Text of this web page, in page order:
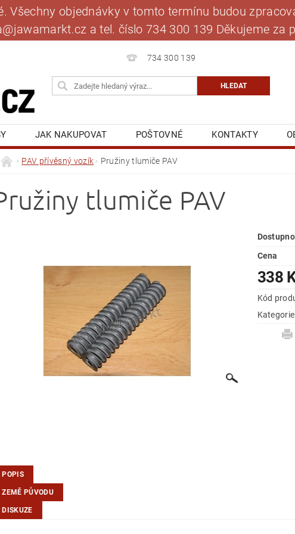
Všechny objednávky v tomto termínu budou
a tel. číslo 734 300 139 Děkujeme za
734 300 139
JAK NAKUPOVAT POŠTOVNÉ KONTAKTY
BLOG MOJE OBJEDNÁVKA
PAV přívěsný vozík Pružiny tlumiče PAV
tlumiče PAV
Cena
338
Kód
Kategorie
POPIS
ZEMĚ PŮVODU
DISKUZE